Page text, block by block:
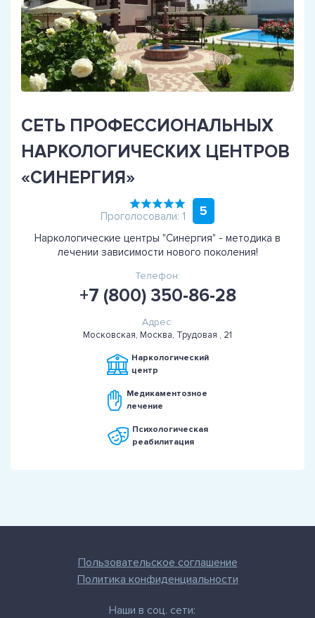
СЕТЬ ПРОФЕССИОНАЛЬНЫХ
НАРКОЛОГИЧЕСКИХ ЦЕНТРОВ
«СИНЕРГИЯ»
Проголосовали: 1 5
Наркологические центры "Синергия" - методика в
лечении зависимости нового поколения!
Телефон:
+7 (800) 350-86-28
Адрес:
Московская, Москва, Трудовая , 21
Наркологический
центр
Медикаментозное
лечение
Психологическая
реабилитация
Пользовательское соглашение
Политика конфиденциальности
Наши в соц. сети: